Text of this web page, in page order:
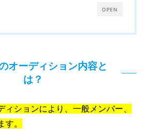
OPEN
オーディション内容と
は？
ィションにより、一般メンバー、
。